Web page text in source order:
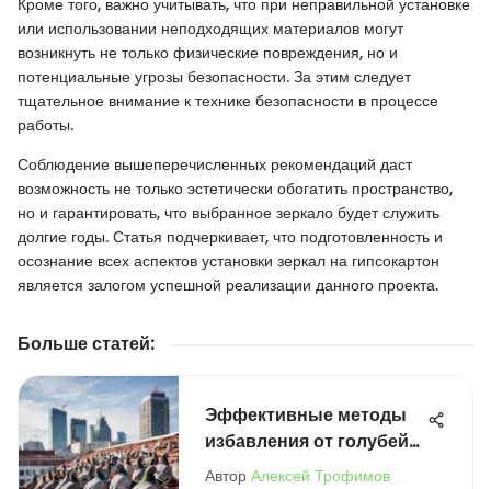
Кроме того, важно учитывать, что при неправильной установке
или использовании неподходящих материалов могут
возникнуть не только физические повреждения, но и
потенциальные угрозы безопасности. За этим следует
тщательное внимание к технике безопасности в процессе
работы.
Соблюдение вышеперечисленных рекомендаций даст
возможность не только эстетически обогатить пространство,
но и гарантировать, что выбранное зеркало будет служить
долгие годы. Статья подчеркивает, что подготовленность и
осознание всех аспектов установки зеркал на гипсокартон
является залогом успешной реализации данного проекта.
Больше статей:
Эффективные методы
избавления от голубей
на крыше
Автор Алексей Трофимов